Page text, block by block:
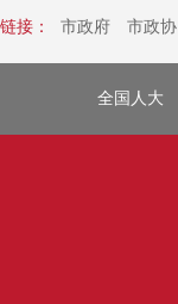
链接： 市政府 市政协
全国人大